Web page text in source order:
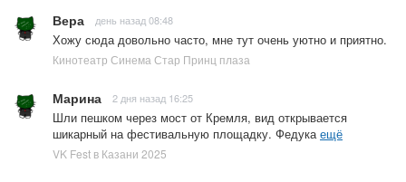
Вера день назад 08:48
Хожу сюда довольно часто, мне тут очень уютно и приятно.
Кинотеатр Синема Стар Принц плаза
Марина 2 дня назад 16:25
Шли пешком через мост от Кремля, вид открывается
шикарный на фестивальную площадку. Федукаещё
VK Fest в Казани 2025